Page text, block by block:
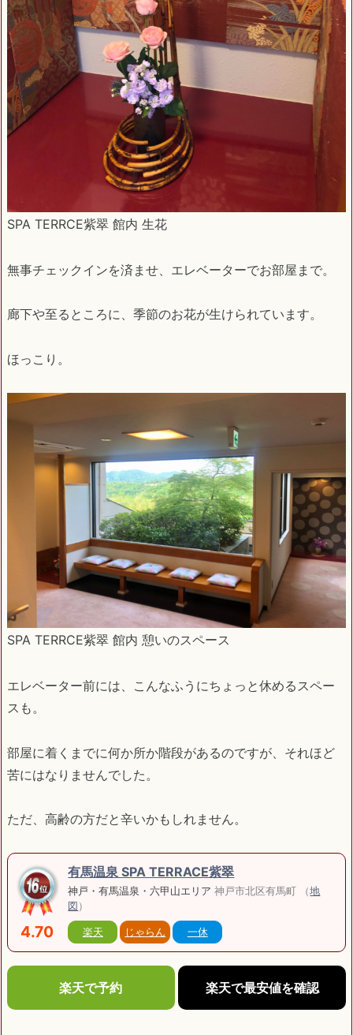
SPA TERRCE紫翠 館内 生花
無事チェックインを済ませ、エレベーターでお部屋まで。
廊下や至るところに、季節のお花が生けられています。
ほっこり。
SPA TERRCE紫翠 館内 憩いのスペース
エレベーター前には、こんなふうにちょっと休めるスペー
スも。
部屋に着くまでに何か所か階段があるのですが、それほど
苦にはなりませんでした。
ただ、高齢の方だと辛いかもしれません。
4.70
有馬温泉 SPA TERRACE紫翠
神戸・有馬温泉・六甲山エリア神戸市北区有馬町 （地
図）
楽天 じゃらん 一休
楽天で予約 楽天で最安値を確認